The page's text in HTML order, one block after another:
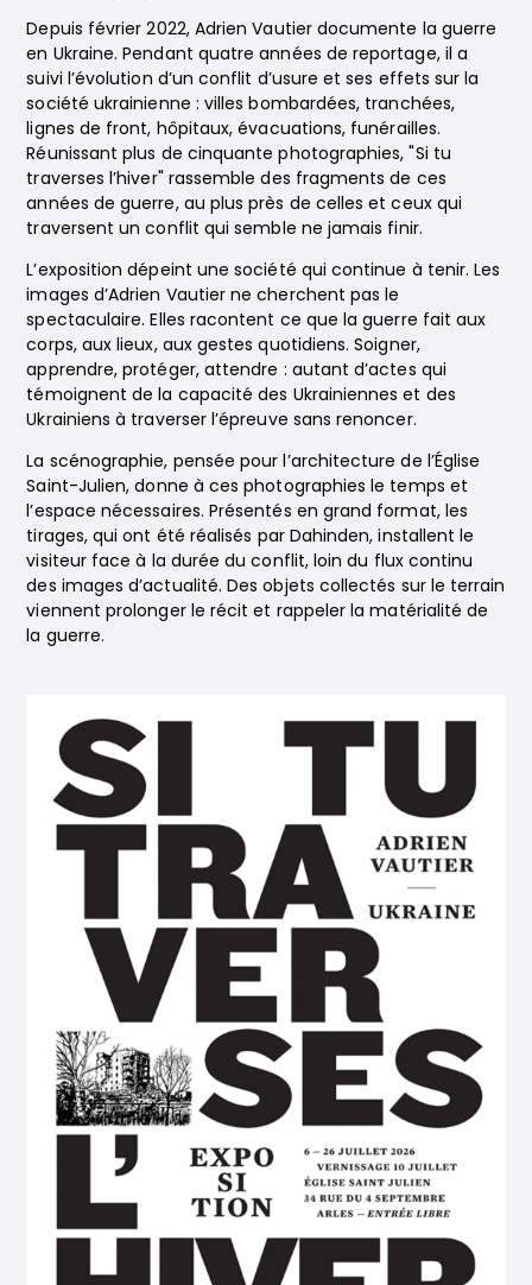
Depuis février 2022, Adrien Vautier documente la guerre
en Ukraine. Pendant quatre années de reportage, il a
suivi l’évolution d’un conflit d’usure et ses effets sur la
société ukrainienne : villes bombardées, tranchées,
lignes de front, hôpitaux, évacuations, funérailles.
Réunissant plus de cinquante photographies, "Si tu
traverses l’hiver" rassemble des fragments de ces
années de guerre, au plus près de celles et ceux qui
traversent un conflit qui semble ne jamais finir.
L’exposition dépeint une société qui continue à tenir. Les
images d’Adrien Vautier ne cherchent pas le
spectaculaire. Elles racontent ce que la guerre fait aux
corps, aux lieux, aux gestes quotidiens. Soigner,
apprendre, protéger, attendre : autant d’actes qui
témoignent de la capacité des Ukrainiennes et des
Ukrainiens à traverser l’épreuve sans renoncer.
La scénographie, pensée pour l’architecture de l’Église
Saint-Julien, donne à ces photographies le temps et
l’espace nécessaires. Présentés en grand format, les
tirages, qui ont été réalisés par Dahinden, installent le
visiteur face à la durée du conflit, loin du flux continu
des images d’actualité. Des objets collectés sur le terrain
viennent prolonger le récit et rappeler la matérialité de
la guerre.